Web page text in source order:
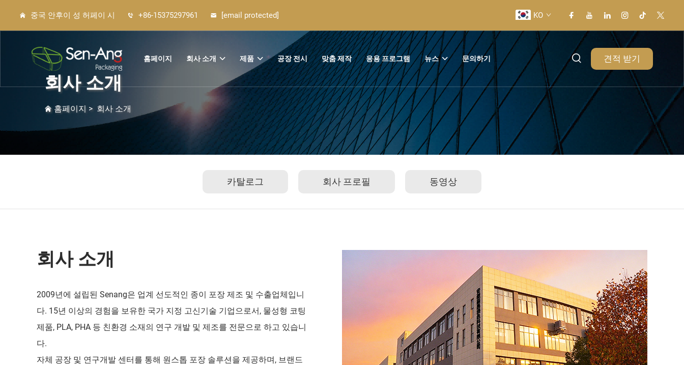
중국 안후이 성 허페이 시 +86-15375297961 [email protected] KO
홈페이지 회사 소개 제품 공장 전시 맞춤 제작 응용 프로그램 뉴스 문의하기 견적 받기
회사 소개
홈페이지 > 회사 소개
카탈로그 회사 프로필 동영상
회사 소개
2009년에 설립된 Senang은 업계 선도적인 종이 포장 제조 및 수출업체입니
다. 15년 이상의 경험을 보유한 국가 지정 고신기술 기업으로서, 물성형 코팅
제품, PLA, PHA 등 친환경 소재의 연구 개발 및 제조를 전문으로 하고 있습니
다.
자체 공장 및 연구개발 센터를 통해 원스톱 포장 솔루션을 제공하며, 브랜드